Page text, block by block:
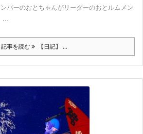
ーのおとちゃんがリーダーのおとルムメン
...
記事を読む 【日記】 ...